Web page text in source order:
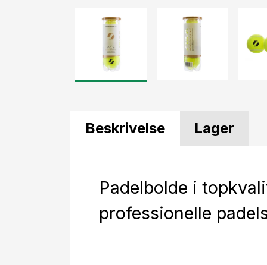
Beskrivelse Lager
Padelbolde i
professionelle